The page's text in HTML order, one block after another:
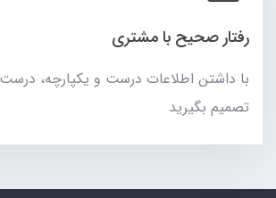
رفتار صحیح با مشتری
با داشتن اطلاعات درست و یکپارچه،
تصمیم بگیرید